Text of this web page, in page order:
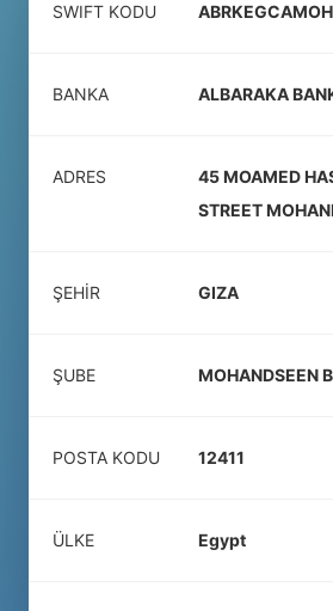
SWIFT KODU ABRKEGCAMOH
BANKA ALBARAKA
ADRES
45 MOAMED
STREET
ŞEHIR GIZA
ŞUBE MOHANDSEEN
POSTA KODU 12411
ÜLKE Egypt